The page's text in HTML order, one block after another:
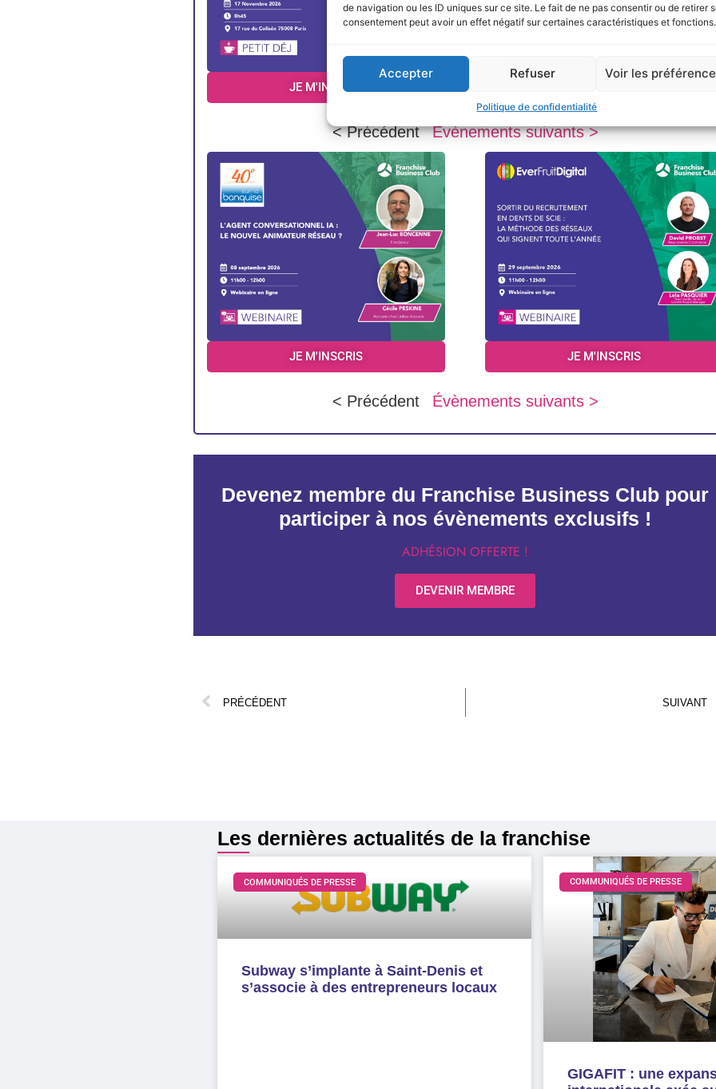
de navigation ou les ID uniques sur ce site. Le fait de ne pas consentir ou de retirer
consentement peut avoir un effet négatif sur certaines caractéristiques et fonctions.
Accepter Refuser Voir les
Politique de confidentialité
JE M'INSCRIS
< Précédent Évènements suivants >
JE M'INSCRIS JE M'INSCRIS
< Précédent Évènements suivants >
Devenez membre du Franchise Business Club pour
participer à nos évènements exclusifs !
ADHÉSION OFFERTE !
DEVENIR MEMBRE
PRÉCÉDENT SUIVANT
Les dernières actualités de la franchise
COMMUNIQUÉS DE PRESSE
Subway s’implante à Saint-Denis et
s’associe à des entrepreneurs locaux
COMMUNIQUÉS DE PRESSE
GIGAFIT : une